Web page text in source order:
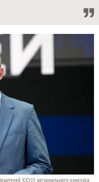
XXVIII регионального конкурса